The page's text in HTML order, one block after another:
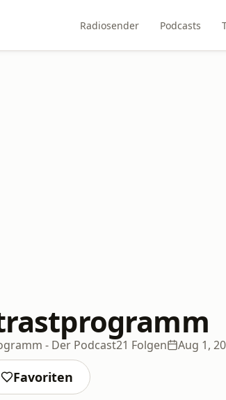
Radiosender Podcasts
- Der Podcast21 Folgen Aug 1,
Favoriten